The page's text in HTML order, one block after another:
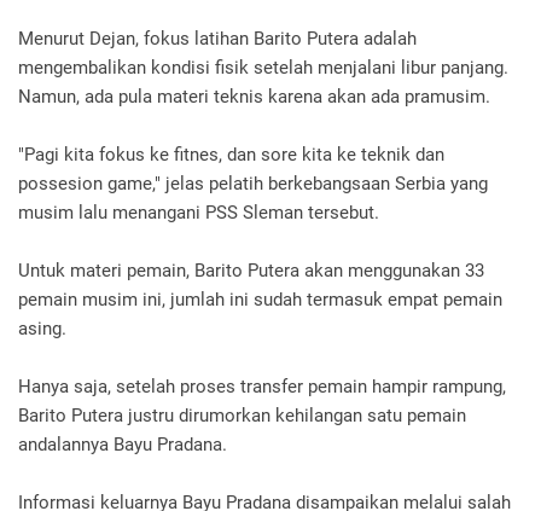
Menurut Dejan, fokus latihan Barito Putera adalah
mengembalikan kondisi fisik setelah menjalani libur panjang.
Namun, ada pula materi teknis karena akan ada pramusim.
"Pagi kita fokus ke fitnes, dan sore kita ke teknik dan
possesion game," jelas pelatih berkebangsaan Serbia yang
musim lalu menangani PSS Sleman tersebut.
Untuk materi pemain, Barito Putera akan menggunakan 33
pemain musim ini, jumlah ini sudah termasuk empat pemain
asing.
Hanya saja, setelah proses transfer pemain hampir rampung,
Barito Putera justru dirumorkan kehilangan satu pemain
andalannya Bayu Pradana.
Informasi keluarnya Bayu Pradana disampaikan melalui salah